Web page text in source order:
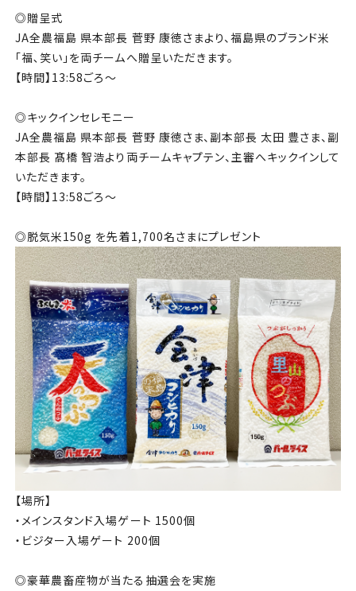
◎贈呈式
JA全農福島 県本部長 菅野 康徳さまより、福島県のブランド米
「福､笑い」を両チームへ贈呈いただきます。
【時間】13:58ごろ～
◎キックインセレモニー
JA全農福島 県本部長 菅野 康徳さま、副本部長 太田 豊さま、副
本部長 髙橋 智浩より両チームキャプテン、主審へキックインして
いただきます。
【時間】13:58ごろ～
◎脱気米150g を先着1,700名さまにプレゼント
【場所】
・メインスタンド入場ゲート 1500個
・ビジター入場ゲート 200個
◎豪華農畜産物が当たる抽選会を実施